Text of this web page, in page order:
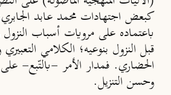
كبعض اجتهادات محمد عابد
باعتماده على مرويات أسباب النزول
قبل النزول بنوعيه؛ الكلامي التعبيري
الحضاري. فمدار الأمر -بالتّبع-
وحسن التنزيل.